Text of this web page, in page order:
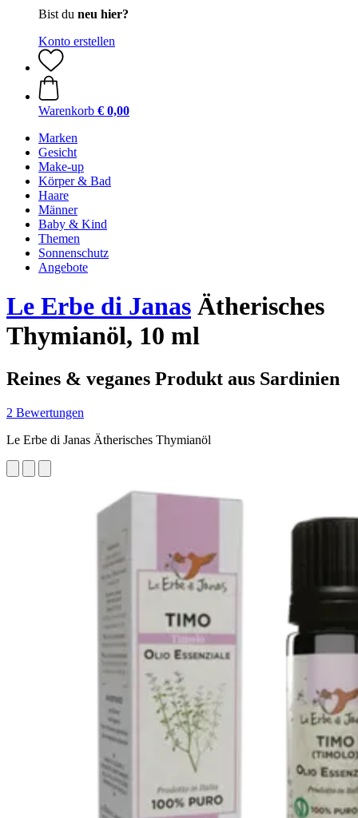
Bist du neu hier?
Konto erstellen
Warenkorb € 0,00
Marken
Gesicht
Make-up
Körper & Bad
Haare
Männer
Baby & Kind
Themen
Sonnenschutz
Angebote
Le Erbe di Janas Ätherisches
Thymianöl, 10 ml
Reines & veganes Produkt aus Sardinien
2 Bewertungen
Le Erbe di Janas Ätherisches Thymianöl